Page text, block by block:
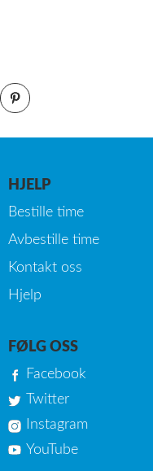
HJELP
Bestille time
Avbestille time
Kontakt oss
Hjelp
FØLG OSS
Facebook
Twitter
Instagram
YouTube